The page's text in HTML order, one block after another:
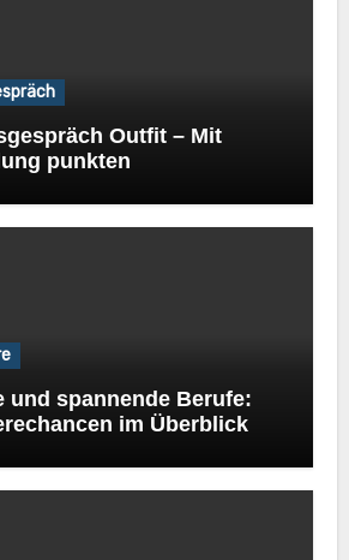
Outfit – Mit
punkten
und spannende Berufe:
im Überblick